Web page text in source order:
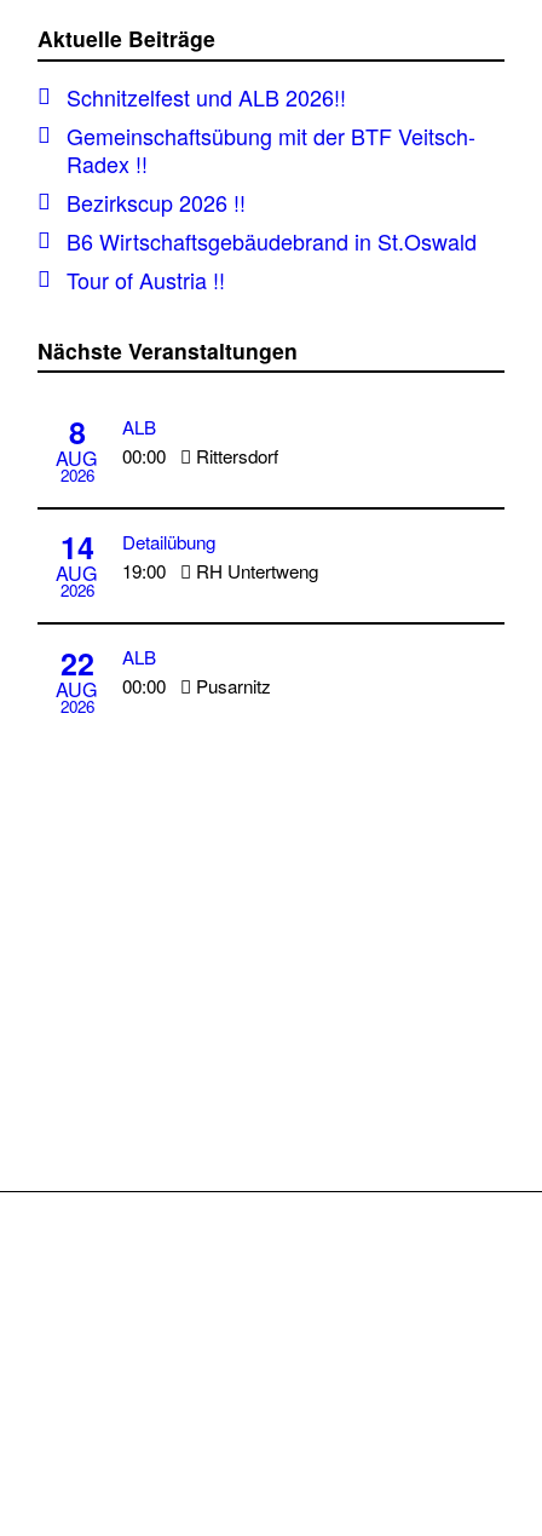
Aktuelle Beiträge
Schnitzelfest und ALB 2026!!
Gemeinschaftsübung mit der BTF Veitsch-
Radex !!
Bezirkscup 2026 !!
B6 Wirtschaftsgebäudebrand in St.Oswald
Tour of Austria !!
Nächste Veranstaltungen
8
AUG
2026
ALB
00:00
Rittersdorf
14
AUG
2026
Detailübung
19:00
RH Untertweng
22
AUG
2026
ALB
00:00
Pusarnitz